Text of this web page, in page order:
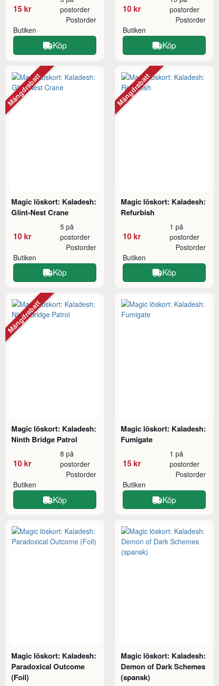
15 kr
postorder
Butiken
Postorder
Köp
10 kr
postorder
Butiken
Postorder
Köp
Magic löskort: Kaladesh:
Glint-Nest Crane
10 kr
5 på
postorder
Butiken
Postorder
Köp
Mängdrabatt
Magic löskort: Kaladesh:
Refurbish
10 kr
1 på
postorder
Butiken
Postorder
Köp
Mängdrabatt
Magic löskort: Kaladesh:
Ninth Bridge Patrol
10 kr
8 på
postorder
Butiken
Postorder
Köp
Mängdrabatt
Magic löskort: Kaladesh:
Fumigate
15 kr
1 på
postorder
Butiken
Postorder
Köp
Magic löskort: Kaladesh:
Paradoxical Outcome
(Foil)
Magic löskort: Kaladesh:
Demon of Dark Schemes
(spansk)